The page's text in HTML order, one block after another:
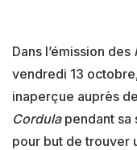
Dans l’émission des
vendredi 13
inaperçue auprès
Cordulapendant sa
pour but de trouver